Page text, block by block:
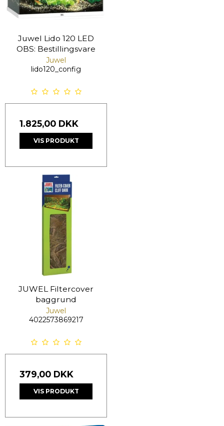
Juwel Lido 120 LED
OBS: Bestillingsvare
Juwel
lido120_config
1.825,00 DKK
VIS PRODUKT
JUWEL Filtercover
baggrund
Juwel
4022573869217
379,00 DKK
VIS PRODUKT